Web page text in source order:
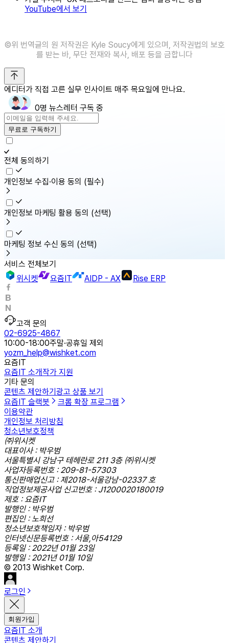
YouTube에서 보기
©위 번역글의 원 저작권은 Kyle Soucy에게 있으며, 저작권법의 보호
를 받는 바, 무단 전재와 복사, 배포 등을 금합니다
에디터가 직접 고른 실무 인사이트 매주 목요일에 만나요.
0명 뉴스레터 구독 중
무료로 구독하기
전체 동의하기
개인정보 수집·이용 동의 (필수)
개인정보 마케팅 활용 동의 (선택)
마케팅 정보 수신 동의 (선택)
서비스 전체보기
위시켓
요즘IT AIDP - AX Rise ERP
고객 문의
02-6925-4867
10:00-18:00주말·공휴일 제외
yozm_help@wishket.com
요즘IT
요즘IT 소개작가 지원
기타 문의
콘텐츠 제안하기광고 상품 보기
요즘IT 슬랙봇
크롬 확장 프로그램
이용약관
개인정보 처리방침
청소년보호정책
㈜위시켓
대표이사 : 박우범
서울특별시 강남구 테헤란로 211 3층 ㈜위시켓
사업자등록번호 : 209-81-57303
통신판매업신고 : 제2018-서울강남-02337 호
직업정보제공사업 신고번호 : J1200020180019
제호 : 요즘IT
발행인 : 박우범
편집인 : 노희선
청소년보호책임자 : 박우범
인터넷신문등록번호 : 서울,아54129
등록일 : 2022년 01월 23일
발행일 : 2021년 01월 10일
© 2013 Wishket Corp.
로그인
회원가입
요즘IT 소개
콘텐츠 제안하기